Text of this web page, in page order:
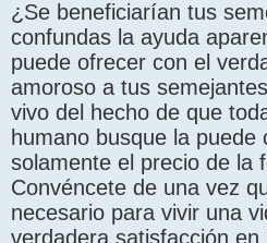
¿Se beneficiarían tus
confundas la ayuda
puede ofrecer con el
amoroso a tus
vivo del hecho de que
humano busque la puede
solamente el precio de la
Convéncete de una vez
necesario para vivir una
verdadera satisfacción en